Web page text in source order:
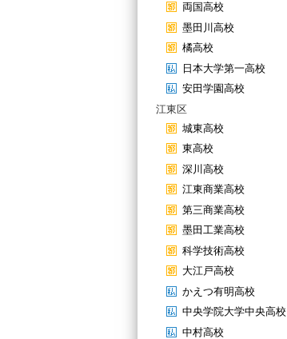
両国高校
墨田川高校
橘高校
日本大学第一高校
安田学園高校
江東区
城東高校
東高校
深川高校
江東商業高校
第三商業高校
墨田工業高校
科学技術高校
大江戸高校
かえつ有明高校
中央学院大学中央高校
中村高校